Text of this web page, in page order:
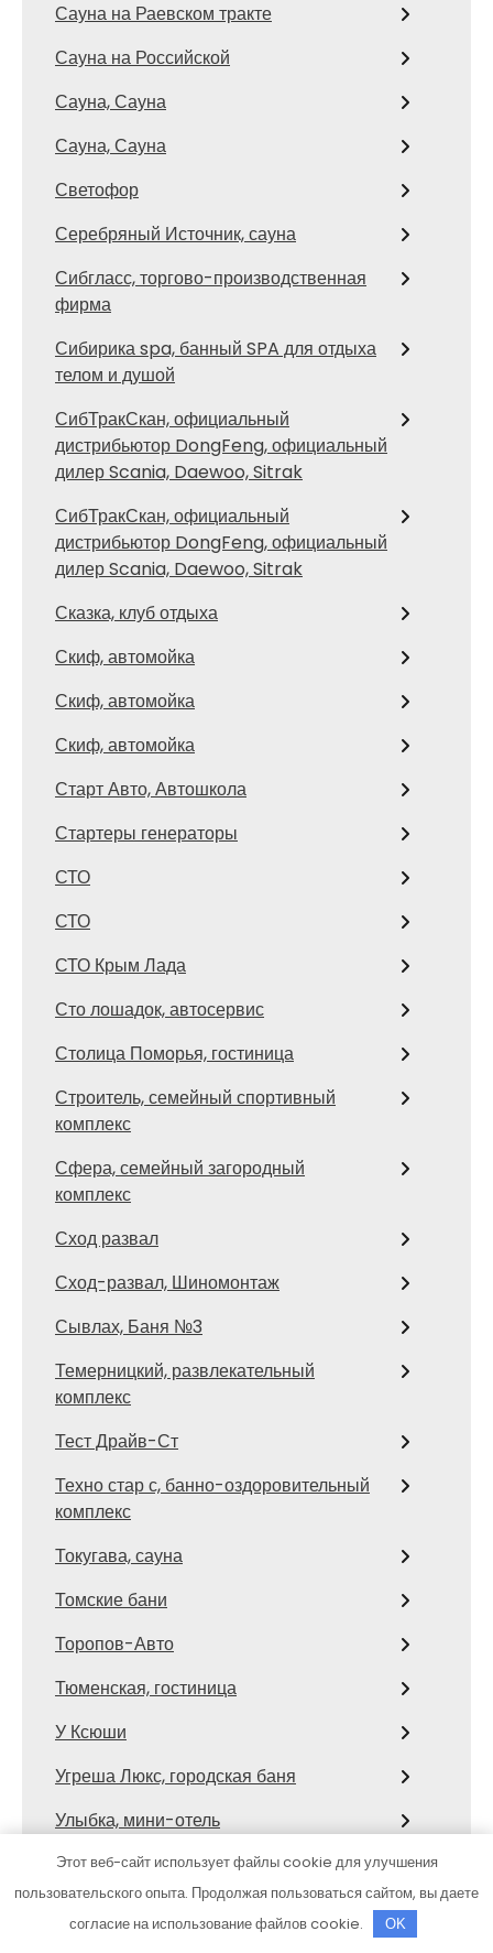
Сауна на Раевском тракте
Сауна на Российской
Сауна, Сауна
Сауна, Сауна
Светофор
Серебряный Источник, сауна
Сибгласс, торгово-производственная
фирма
Сибирика spa, банный SPA для отдыха
телом и душой
СибТракСкан, официальный
дистрибьютор DongFeng, официальный
дилер Scania, Daewoo, Sitrak
СибТракСкан, официальный
дистрибьютор DongFeng, официальный
дилер Scania, Daewoo, Sitrak
Сказка, клуб отдыха
Скиф, автомойка
Скиф, автомойка
Скиф, автомойка
Старт Авто, Автошкола
Стартеры генераторы
СТО
СТО
СТО Крым Лада
Сто лошадок, автосервис
Столица Поморья, гостиница
Строитель, семейный спортивный
комплекс
Сфера, семейный загородный
комплекс
Сход развал
Сход-развал, Шиномонтаж
Сывлах, Баня №3
Темерницкий, развлекательный
комплекс
Тест Драйв-Ст
Техно стар с, банно-оздоровительный
комплекс
Токугава, сауна
Томские бани
Торопов-Авто
Тюменская, гостиница
У Ксюши
Угреша Люкс, городская баня
Улыбка, мини-отель
Усадьба Поликарповых, база отдыха
Усадьба Хлыновская, семейный
оздоровительный центр
Этот веб-сайт использует файлы cookie для улучшения
пользовательского опыта. Продолжая пользоваться сайтом, вы даете
согласие на использование файлов cookie.
OK